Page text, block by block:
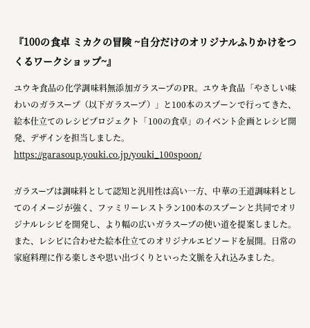
space
Smiles
Soup Stock Tokyo
100本のスプーン
キリンホールディングス株式会社
ソロフレッシュコーヒーシステム株式会社
ピジョン株式会社
『100の食卓 ミカクの冒険 ~自分だけのオリジナルふりかけをつ
くるワークショップ~』
ユウキ食品の化学調味料無添加ガラスープのPR。ユウキ食品「やさしい味
わいのガラスープ（以下ガラスープ）」と100本のスプーンで行ってきた、
絵本仕立てのレシピプロジェクト「100の食卓」のイベント企画とレシピ開
発、デザインを担当しました。
https://garasoup.youki.co.jp/youki_100spoon/
ガラスープは調味料として認知と汎用性は高い一方、中華の王道調味料とし
てのイメージが強く、ファミリーレストラン100本のスプーンと共同でオリ
ジナルレシピを開発し、より幅の広いガラスープの使い道を提案しました。
また、レシピに合わせた絵本仕立てのオリジナルエピソードを展開。日常の
家庭料理に作る楽しさや思い出づくりといった文脈を入れ込みました。​